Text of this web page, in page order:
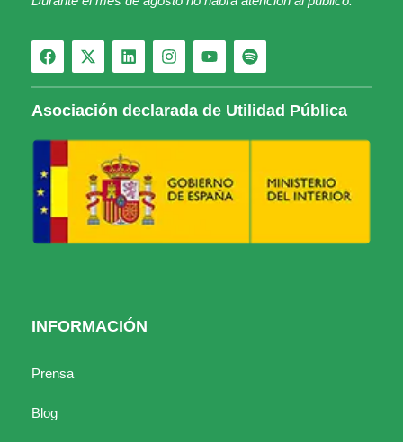
Asociación declarada de Utilidad Pública
INFORMACIÓN
Prensa
Blog